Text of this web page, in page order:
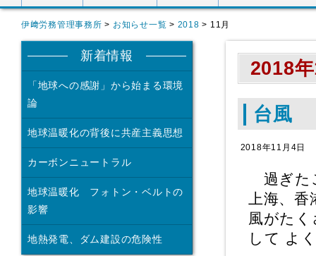
伊﨑労務管理事務所 > お知らせ一覧 > 2018 > 11月
2018
台風
2018年11月4日
過ぎた
上海、
風がた
して よ
新着情報
「地球への感謝」から始まる環境
論
地球温暖化の背後に共産主義思想
カーボンニュートラル
地球温暖化 フォトン・ベルトの
影響
地熱発電、ダム建設の危険性